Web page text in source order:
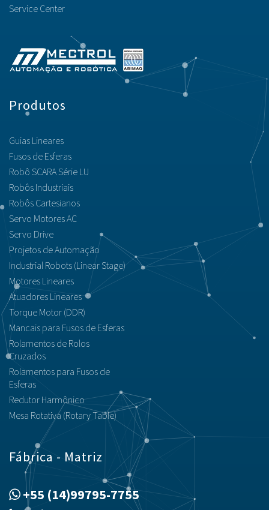
Service Center
Produtos
Guias Lineares
Fusos de Esferas
Robô SCARA Série LU
Robôs Industriais
Robôs Cartesianos
Servo Motores AC
Servo Drive
Projetos de Automação
Industrial Robots (Linear Stage)
Motores Lineares
Atuadores Lineares
Torque Motor (DDR)
Mancais para Fusos de Esferas
Rolamentos de Rolos
Cruzados
Rolamentos para Fusos de
Esferas
Redutor Harmônico
Mesa Rotativa (Rotary Table)
Fábrica - Matriz
+55 (14)99795-7755